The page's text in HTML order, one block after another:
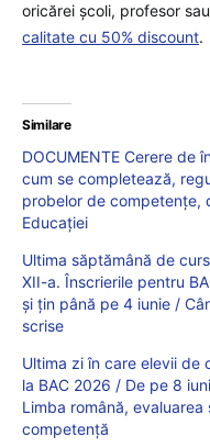
oricărei școli, profesor
calitate cu 50% discount.
Similare
DOCUMENTE Cerere de
cum se completează,
probelor de competențe,
Educației
Ultima săptămână de
XII-a. Înscrierile pentru
și țin până pe 4 iunie /
scrise
Ultima zi în care elevii de
la BAC 2026 / De pe 8
Limba română,
competență